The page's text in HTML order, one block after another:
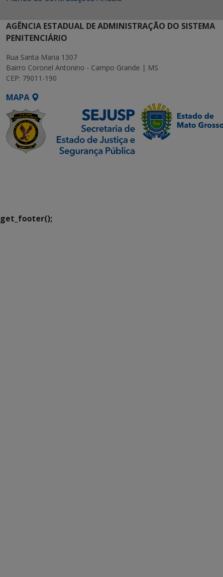
AGÊNCIA ESTADUAL DE ADMINISTRAÇÃO DO SISTEMA
PENITENCIÁRIO
Rua Santa Maria 1307
Bairro Coronel Antonino - Campo Grande | MS
CEP: 79011-190
MAPA
get_footer();